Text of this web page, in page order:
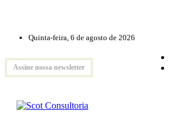
Quinta-feira, 6 de agosto de 2026
Assine nossa newsletter